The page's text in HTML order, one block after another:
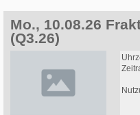
Mo., 10.08.26
(Q3.26)